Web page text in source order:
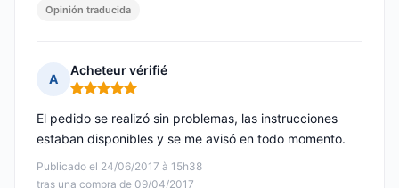
Opinión traducida
A
Acheteur vérifié
Nota: 5 de 5
Publicado el 24/06/2017 à 15h38
tras una compra de 09/04/2017
El pedido se realizó sin problemas, las instrucciones
estaban disponibles y se me avisó en todo momento.